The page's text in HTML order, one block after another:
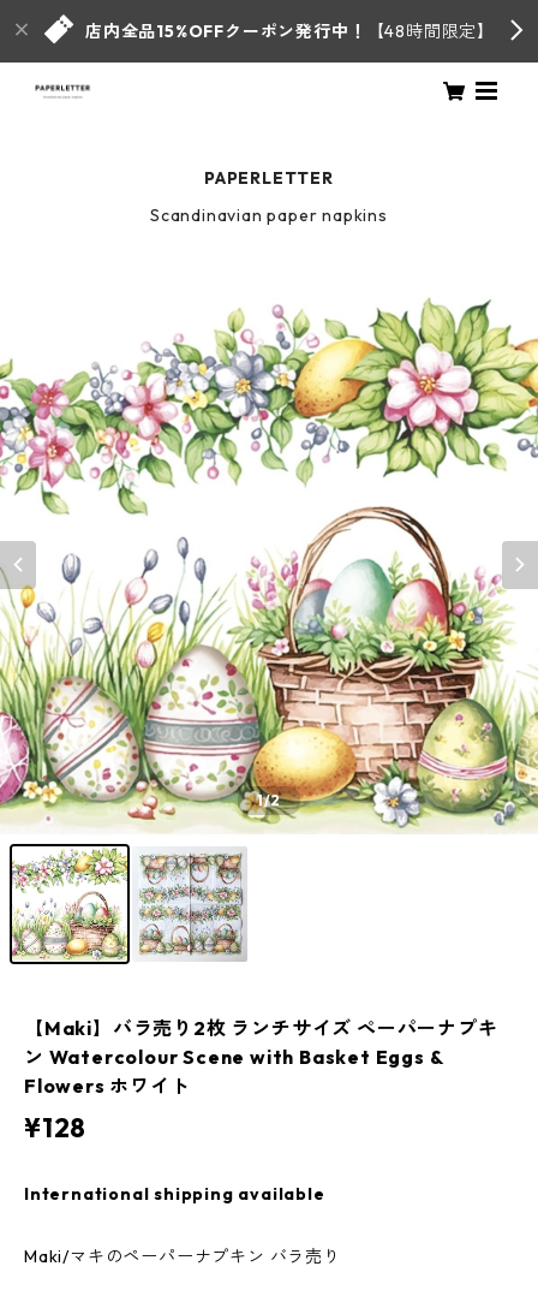
店内全品15%OFFクーポン発行中！ 【48時間限定】
PAPERLETTER
Scandinavian paper napkins
1/2
【Maki】バラ売り2枚 ランチサイズ ペーパーナプキ
ン Watercolour Scene with Basket Eggs &
Flowers ホワイト
¥128
International shipping available
Maki/マキのペーパーナプキン バラ売り